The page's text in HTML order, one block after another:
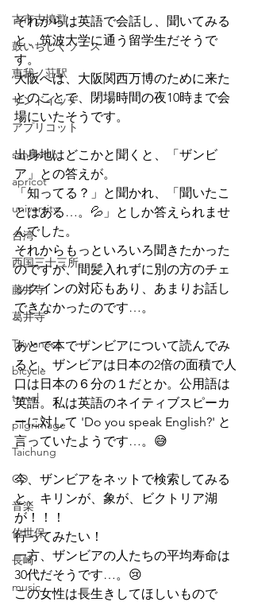
古市古墳群
鼓いちじくソース
恵我ノ荘駅
サンドイッチ
アプリコット
sandwich
apricot
university
台湾
西国三十三所
藤井寺
葛井寺
Taiwanese
bicycle
travel
pilgrimage
Taichung
CD
音楽
佐世保
長崎
music
それからは英語で会話し、聞いてみる
と、筑波大学に通う留学生だそうで
す。
大阪へは、大阪関西万博のために来た
とのことで、閉場時間の夜10時まで会
場にいたそうです。
出身地はどこかと聞くと、「ザンビ
ア」との答えが。
「知ってる？」と聞かれ、「聞いたこ
とはある…。💦」としか答えられませ
んでした。
それからもっといろいろ聞きたかった
のですが、間髪入れずに別の方のチェ
ックインの対応もあり、あまりお話し
できなかったのです…。
あとで本でザンビアについて読んでみ
ると、ザンビアは日本の2倍の面積で人
口は日本の６分の１だとか。公用語は
英語。私は英語のネイティブスピーカ
ーに対して 'Do you speak English?' と
言っていたようです…。😅
今、ザンビアをネットで検索してみる
と、キリンが、象が、ビクトリア湖
が！！！
行ってみたい！
一方、ザンビアの人たちの平均寿命は
30代だそうです…。😢
この女性は長生きしてほしいもので